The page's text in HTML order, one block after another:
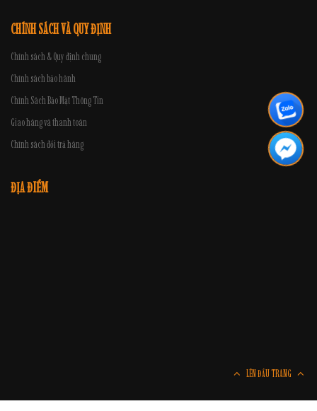
LÊN ĐẦU TRANG
CHÍNH SÁCH VÀ QUY ĐỊNH
Chính sách & Quy định chung
Chính sách bảo hành
Chính Sách Bảo Mật Thông Tin
Giao hàng và thanh toán
Chính sách đổi trả hàng
ĐỊA ĐIỂM